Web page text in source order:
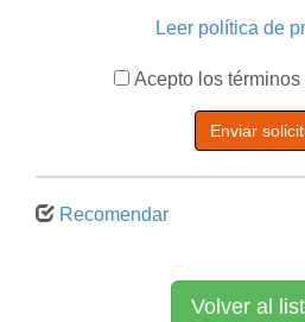
Leer política de
Acepto los términos
Enviar
Recomendar
Volver al